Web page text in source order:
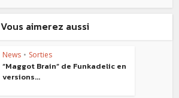
Vous aimerez aussi
News • Sorties
“Maggot Brain” de Funkadelic en
versions...